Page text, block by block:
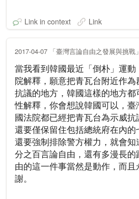
Link in context Link
2017-04-07 「臺灣言論自由之發展與挑戰
當我看到韓國最近「倒朴」運
院解釋，願意把青瓦台附近作
抗議的地方，韓國這樣的地方
性解釋，你會想說韓國可以，
國法院都已經把青瓦台為示威
還要僅保留住包括總統府在內的
還要強制排除警方權力，就會
分之百言論自由，還有多漫長的
由的這一件事當然是動作，而
謝。